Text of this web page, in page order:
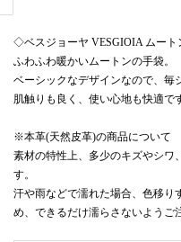
◇ベスジョーヤ VESGIOIA ムート
ふわふわ暖かいムートンの手袋。
ベーシックなデザインなので、毎
肌触りも良く、使い心地も快適で
※本革(天然皮革)の商品について
素材の特性上、多少のキズやシワ
す。
汗や雨などで濡れた場合、色移り
め、できるだけ濡らさないようご